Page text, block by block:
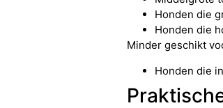
Honden die
Honden die
Minder geschikt
Honden die